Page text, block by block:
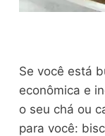
Se você está
econômica e
o seu chá ou
para você: